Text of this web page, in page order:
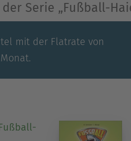
Serie „Fußball-
mit der Flatrate von